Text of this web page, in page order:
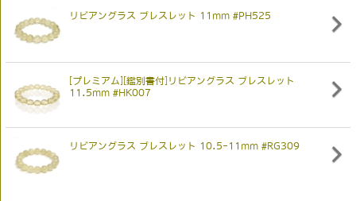
リビアングラス ブレスレット 11mm #PH525
[プレミアム][鑑別書付]リビアングラス ブレスレット
11.5mm #HK007
リビアングラス ブレスレット 10.5-11mm #RG309